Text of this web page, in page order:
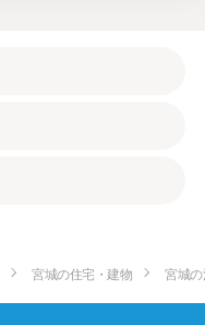
宮城の住宅・建物 宮城